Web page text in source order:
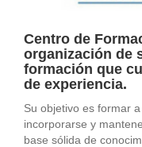
Centro de
organización de
formación que
de experiencia.
Su objetivo es formar
incorporarse y
base sólida de